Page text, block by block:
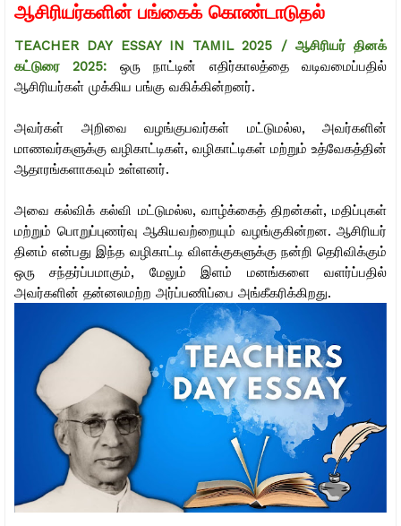
ஆசிரியர்களின் பங்கைக் கொண்டாடுதல்
TEACHER DAY ESSAY IN TAMIL 2025 / ஆசிரியர் தினக்
கட்டுரை 2025: ஒரு நாட்டின் எதிர்காலத்தை வடிவமைப்பதில்
ஆசிரியர்கள் முக்கிய பங்கு வகிக்கின்றனர்.
அவர்கள் அறிவை வழங்குபவர்கள் மட்டுமல்ல, அவர்களின்
மாணவர்களுக்கு வழிகாட்டிகள், வழிகாட்டிகள் மற்றும் உத்வேகத்தின்
ஆதாரங்களாகவும் உள்ளனர்.
அவை கல்விக் கல்வி மட்டுமல்ல, வாழ்க்கைத் திறன்கள், மதிப்புகள்
மற்றும் பொறுப்புணர்வு ஆகியவற்றையும் வழங்குகின்றன. ஆசிரியர்
தினம் என்பது இந்த வழிகாட்டி விளக்குகளுக்கு நன்றி தெரிவிக்கும்
ஒரு சந்தர்ப்பமாகும், மேலும் இளம் மனங்களை வளர்ப்பதில்
அவர்களின் தன்னலமற்ற அர்ப்பணிப்பை அங்கீகரிக்கிறது.